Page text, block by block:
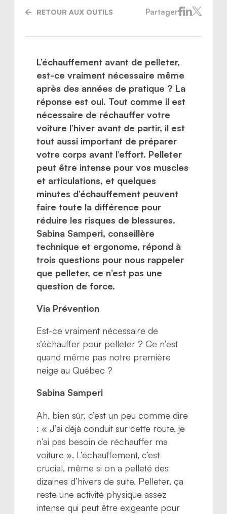
RETOUR AUX OUTILS Partager
L’échauffement avant de pelleter,
est-ce vraiment nécessaire même
après des années de pratique ? La
réponse est oui. Tout comme il est
nécessaire de réchauffer votre
voiture l’hiver avant de partir, il est
tout aussi important de préparer
votre corps avant l’effort. Pelleter
peut être intense pour vos muscles
et articulations, et quelques
minutes d’échauffement peuvent
faire toute la différence pour
réduire les risques de blessures.
Sabina Samperi, conseillère
technique et ergonome, répond à
trois questions pour nous rappeler
que pelleter, ce n’est pas une
question de force.
Via Prévention
Est-ce vraiment nécessaire de
s’échauffer pour pelleter ? Ce n’est
quand même pas notre première
neige au Québec ?
Sabina Samperi
Ah, bien sûr, c’est un peu comme dire
: « J’ai déjà conduit sur cette route, je
n’ai pas besoin de réchauffer ma
voiture ». L’échauffement, c’est
crucial, même si on a pelleté des
dizaines d’hivers de suite. Pelleter, ça
reste une activité physique assez
intense qui peut être exigeante pour